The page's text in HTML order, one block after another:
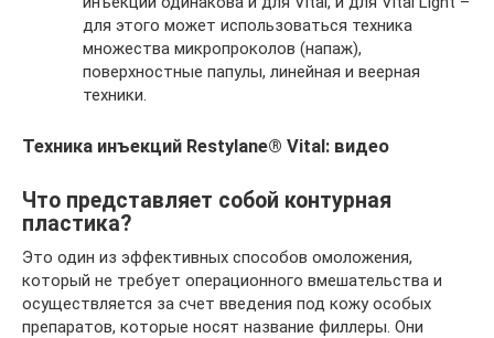
для этого может использоваться техника
множества микропроколов (напаж),
поверхностные папулы, линейная и веерная
техники.
Техника инъекций Restylane® Vital: видео
Что представляет собой контурная
пластика?
Это один из эффективных способов омоложения,
который не требует операционного вмешательства и
осуществляется за счет введения под кожу особых
препаратов, которые носят название филлеры. Они